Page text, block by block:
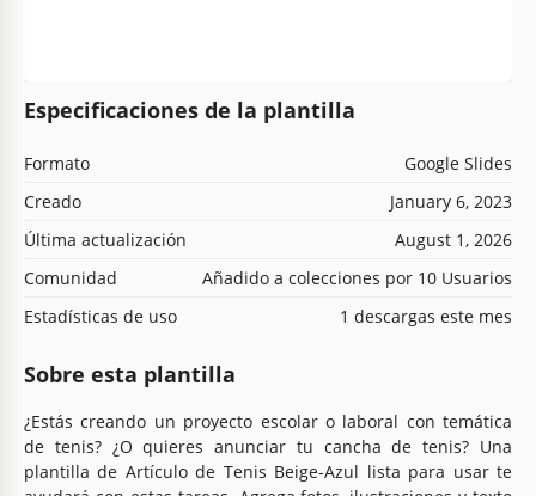
Especificaciones de la plantilla
Formato
Google Slides
Creado
January 6, 2023
Última actualización
August 1, 2026
Comunidad
Añadido a colecciones por 10 Usuarios
Estadísticas de uso
1 descargas este mes
Sobre esta plantilla
¿Estás creando un proyecto escolar o laboral con temática
de tenis? ¿O quieres anunciar tu cancha de tenis? Una
plantilla de Artículo de Tenis Beige-Azul lista para usar te